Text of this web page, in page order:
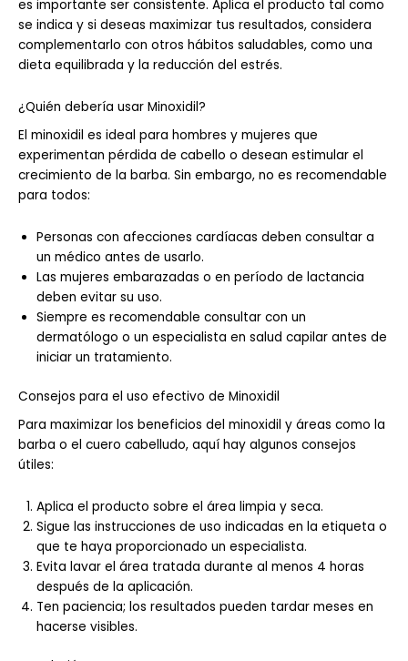
es importante ser consistente. Aplica el producto tal como
se indica y si deseas maximizar tus resultados, considera
complementarlo con otros hábitos saludables, como una
dieta equilibrada y la reducción del estrés.
¿Quién debería usar Minoxidil?
El minoxidil es ideal para hombres y mujeres que
experimentan pérdida de cabello o desean estimular el
crecimiento de la barba. Sin embargo, no es recomendable
para todos:
Personas con afecciones cardíacas deben consultar a
un médico antes de usarlo.
Las mujeres embarazadas o en período de lactancia
deben evitar su uso.
Siempre es recomendable consultar con un
dermatólogo o un especialista en salud capilar antes de
iniciar un tratamiento.
Consejos para el uso efectivo de Minoxidil
Para maximizar los beneficios del minoxidil y áreas como la
barba o el cuero cabelludo, aquí hay algunos consejos
útiles:
Aplica el producto sobre el área limpia y seca.
Sigue las instrucciones de uso indicadas en la etiqueta o
que te haya proporcionado un especialista.
Evita lavar el área tratada durante al menos 4 horas
después de la aplicación.
Ten paciencia; los resultados pueden tardar meses en
hacerse visibles.